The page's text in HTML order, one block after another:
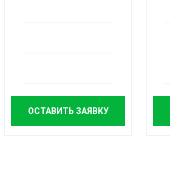
ОСТАВИТЬ ЗАЯВКУ